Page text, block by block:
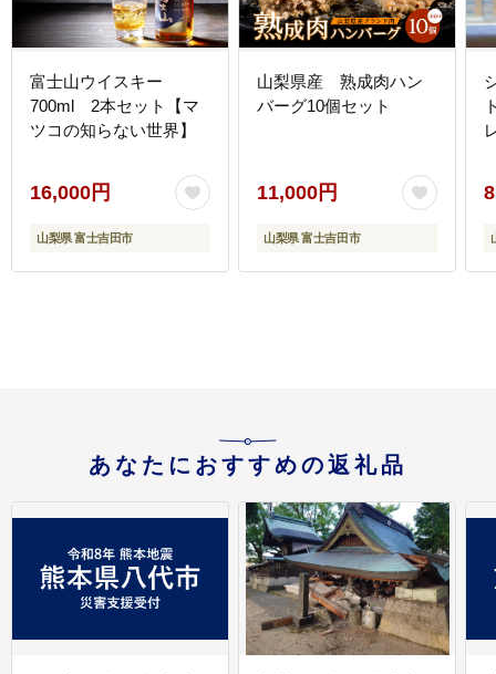
富士山ウイスキー
700ml 2本セット【マ
ツコの知らない世界】
16,000円
山梨県 富士吉田市
山梨県産 熟成肉ハン
バーグ10個セット
11,000円
山梨県 富士吉田市
あなたにおすすめの返礼品